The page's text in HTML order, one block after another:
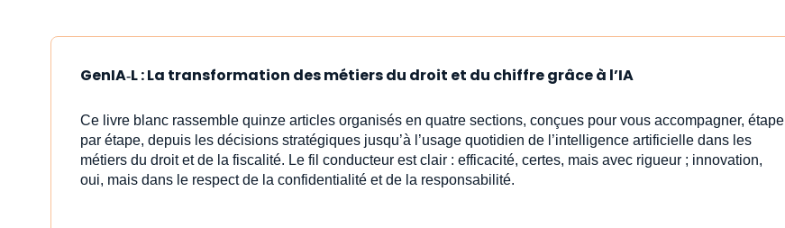
GenIA‑L : La transformation des métiers du droit et du chiffre grâce à l’IA
Ce livre blanc rassemble quinze articles organisés en quatre sections, conçues pour vous accompagner, étape
par étape, depuis les décisions stratégiques jusqu’à l’usage quotidien de l’intelligence artificielle dans les
métiers du droit et de la fiscalité. Le fil conducteur est clair : efficacité, certes, mais avec rigueur ; innovation,
oui, mais dans le respect de la confidentialité et de la responsabilité.